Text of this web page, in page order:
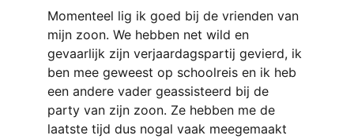
Momenteel lig ik goed bij de vrienden van
mijn zoon. We hebben net wild en
gevaarlijk zijn verjaardagspartij gevierd, ik
ben mee geweest op schoolreis en ik heb
een andere vader geassisteerd bij de
party van zijn zoon. Ze hebben me de
laatste tijd dus nogal vaak meegemaakt